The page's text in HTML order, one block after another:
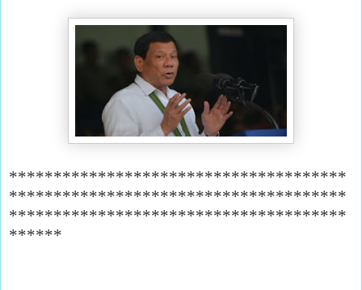
**************************************
**************************************
**************************************
******